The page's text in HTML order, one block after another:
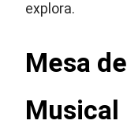
explora.
Mesa
Musical